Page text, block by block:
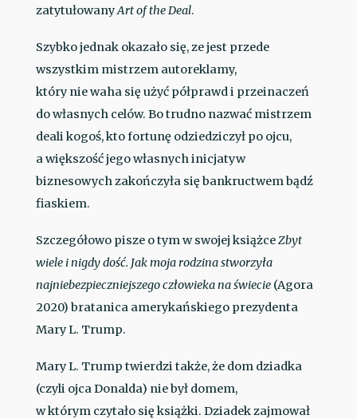
zatytułowanyArt of the Deal.
Szybko jednak okazało się, ze jest przede
wszystkim mistrzem autoreklamy,
który nie waha się użyć półprawd i przeinaczeń
do własnych celów. Bo trudno nazwać mistrzem
deali kogoś, kto fortunę odziedziczył po ojcu,
a większość jego własnych inicjatyw
biznesowych zakończyła się bankructwem bądź
fiaskiem.
Szczegółowo pisze o tym w swojej książceZbyt
wiele i nigdy dość. Jak moja rodzina stworzyła
najniebezpieczniejszego człowieka na świecie(Agora
2020) bratanica amerykańskiego prezydenta
Mary L. Trump.
Mary L. Trump twierdzi także, że dom dziadka
(czyli ojca Donalda) nie był domem,
w którym czytało się książki. Dziadek zajmował